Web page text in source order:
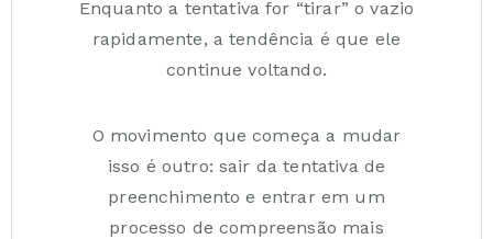
Enquanto a tentativa for “tirar” o vazio
rapidamente, a tendência é que ele
continue voltando.
O movimento que começa a mudar
isso é outro: sair da tentativa de
preenchimento e entrar em um
processo de compreensão mais